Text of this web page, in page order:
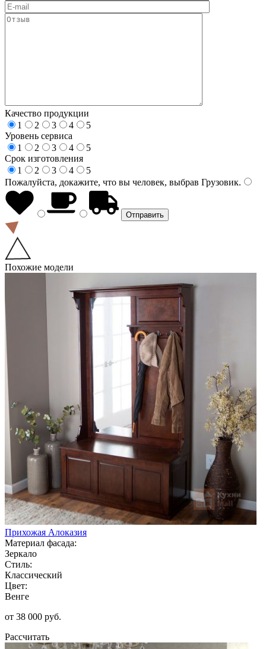
Качество продукции
1
2 3 4
5
Уровень сервиса
1
2 3 4
5
Срок изготовления
1
2 3 4
5
Пожалуйста, докажите, что вы человек, выбрав Грузовик.
Похожие модели
Прихожая Алоказия
Материал фасада:
Зеркало
Стиль:
Классический
Цвет:
Венге
от 38 000 руб.
Рассчитать